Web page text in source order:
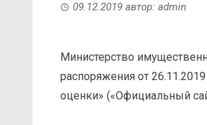
09.12.2019 автор: admin
Министерство
распоряжения от
оценки» («Официальный